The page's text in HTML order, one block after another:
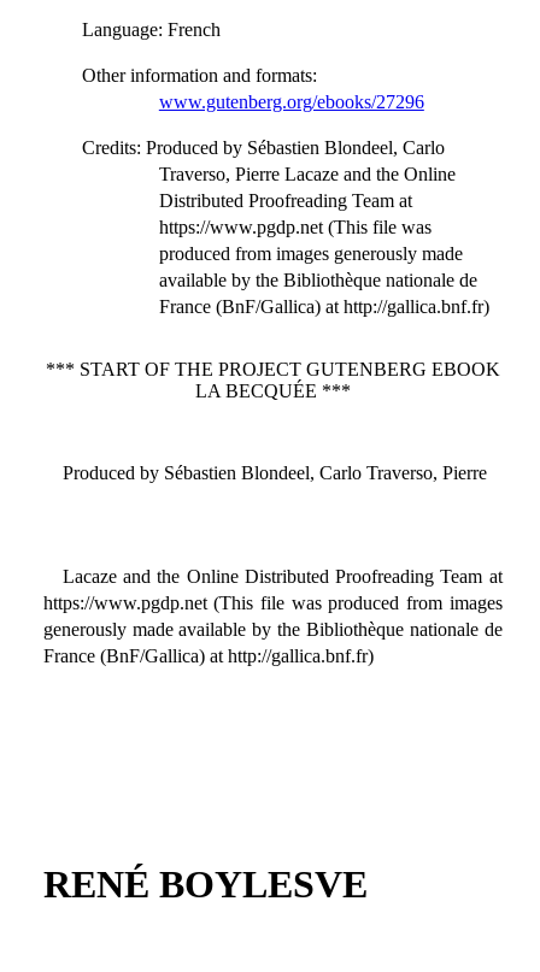
Language: French
Other information and formats:
www.gutenberg.org/ebooks/27296
Credits: Produced by Sébastien Blondeel, Carlo
Traverso, Pierre Lacaze and the Online
Distributed Proofreading Team at
https://www.pgdp.net (This file was
produced from images generously made
available by the Bibliothèque nationale de
France (BnF/Gallica) at http://gallica.bnf.fr)
*** START OF THE PROJECT GUTENBERG EBOOK
LA BECQUÉE ***
Produced by Sébastien Blondeel, Carlo Traverso, Pierre
Lacaze and the Online Distributed Proofreading Team at
https://www.pgdp.net (This file was produced from images
generously made available by the Bibliothèque nationale de
France (BnF/Gallica) at http://gallica.bnf.fr)
RENÉ BOYLESVE